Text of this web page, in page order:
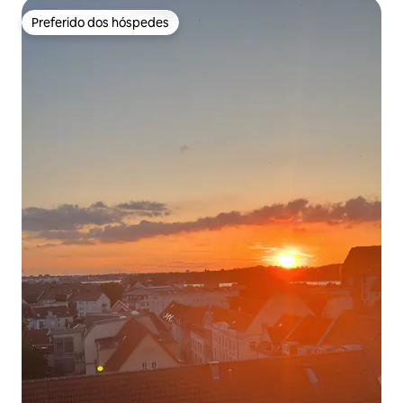
Preferido dos hóspedes
Preferido dos hóspedes